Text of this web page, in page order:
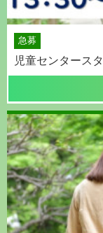
急募
児童センタース